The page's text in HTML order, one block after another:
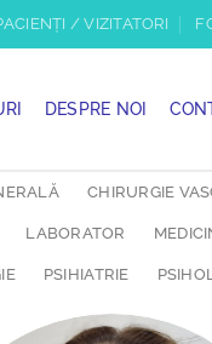
/ VIZITATORI
DESPRE NOI
CHIRURGIE
LABORATOR
PSIHIATRIE